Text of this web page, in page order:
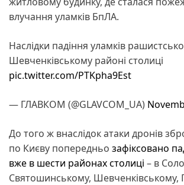
влучання уламків БпЛА.
Наслідки падіння уламків
Шевченківському районі столиці
pic.twitter.com/PTKpha9Est
— ГЛАВКОМ (@GLAVCOM_UA)
До того ж внаслідок атаки дронів
по Києву попередньо зафіксовано
вже в шести районах столиці – в
Святошинському, Шевченківському,